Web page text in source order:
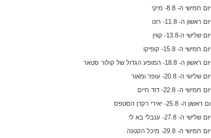
יום חמישי ה- 8.8- מיקי
יום ראשון ה- 11.8- רונו
יום שלישי ה-13.8- קווין
יום חמישי ה- 15.8- קופיקו
יום ראשון ה- 18.8- המופע הגדול של קולור סטאר
יום שלישי ה- 20.8- עופר ומאור
יום חמישי ה- 22.8- דוד חיים
ום ראשון ה- 25.8- יאירי רקדן הסטפס
יום שלישי ה- 27.8- ענבלי בא לי
יום חמישי ה- 29.8- מיכל הקטנה